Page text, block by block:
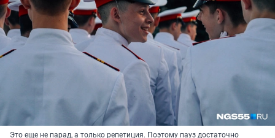
Это еще не парад, а только репетиция. Поэтому пауз достаточно